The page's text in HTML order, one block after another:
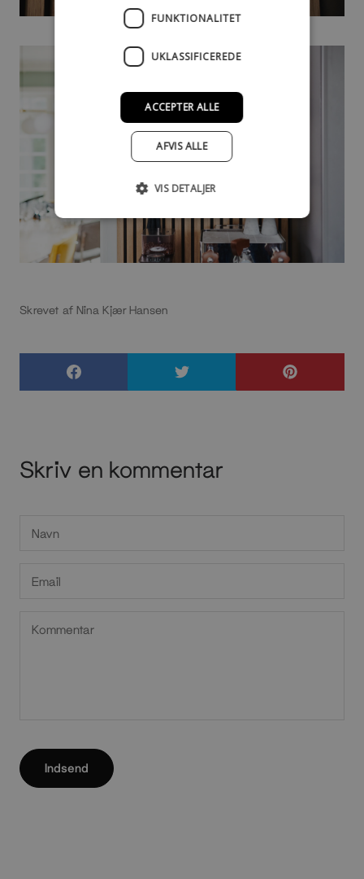
Skrevet af Nina Kjær Hansen
Skriv en kommentar
Indsend
FUNKTIONALITET
UKLASSIFICEREDE
ACCEPTER ALLE
AFVIS ALLE
VIS DETALJER